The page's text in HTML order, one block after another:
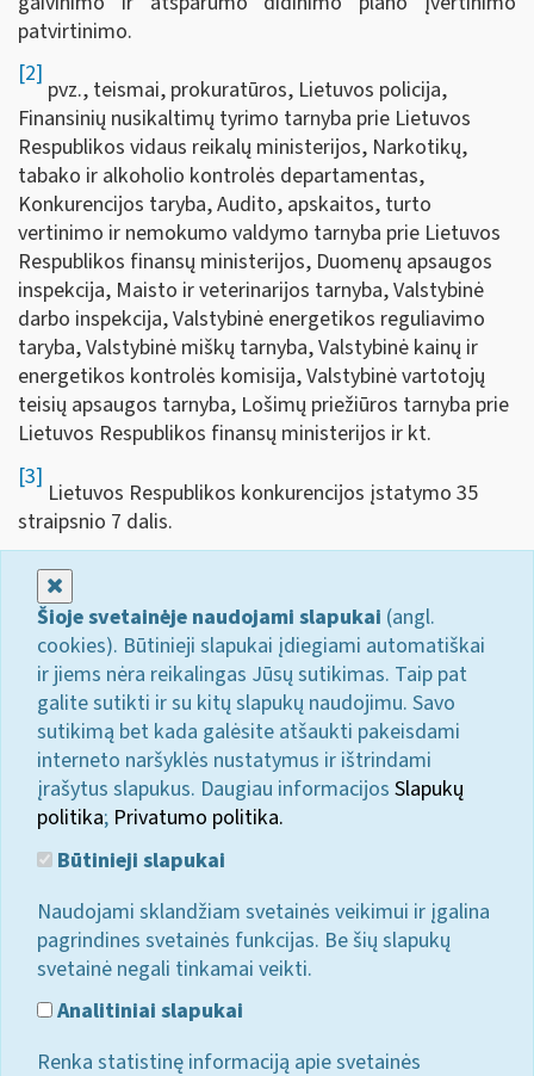
patvirtinimo.
[2]
pvz., teismai, prokuratūros, Lietuvos policija,
Finansinių nusikaltimų tyrimo tarnyba prie Lietuvos
Respublikos vidaus reikalų ministerijos, Narkotikų,
tabako ir alkoholio kontrolės departamentas,
Konkurencijos taryba, Audito, apskaitos, turto
vertinimo ir nemokumo valdymo tarnyba prie Lietuvos
Respublikos finansų ministerijos, Duomenų apsaugos
inspekcija, Maisto ir veterinarijos tarnyba, Valstybinė
darbo inspekcija, Valstybinė energetikos reguliavimo
taryba, Valstybinė miškų tarnyba, Valstybinė kainų ir
energetikos kontrolės komisija, Valstybinė vartotojų
teisių apsaugos tarnyba, Lošimų priežiūros tarnyba prie
Lietuvos Respublikos finansų ministerijos ir kt.
[3]
Lietuvos Respublikos konkurencijos įstatymo 35
straipsnio 7 dalis.
Šioje svetainėje naudojami slapukai (angl.
cookies). Būtinieji slapukai įdiegiami automatiškai
ir jiems nėra reikalingas Jūsų sutikimas. Taip pat
galite sutikti ir su kitų slapukų naudojimu. Savo
sutikimą bet kada galėsite atšaukti pakeisdami
interneto naršyklės nustatymus ir ištrindami
įrašytus slapukus. Daugiau informacijos Slapukų
politika; Privatumo politika.
Būtinieji slapukai
Naudojami sklandžiam svetainės veikimui ir įgalina
pagrindines svetainės funkcijas. Be šių slapukų
svetainė negali tinkamai veikti.
Analitiniai slapukai
Renka statistinę informaciją apie svetainės